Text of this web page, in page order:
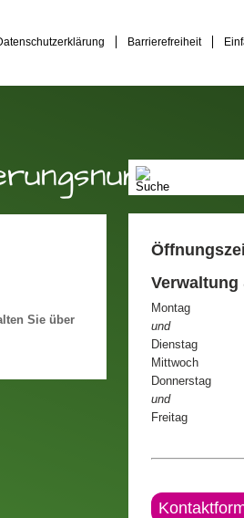
Barrierefreiheit
Sie über
Montag
und
Dienstag
Mittwoch
Donnerstag
und
Freitag